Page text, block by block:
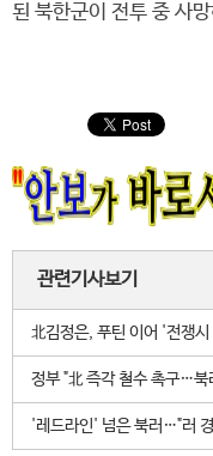
된 북한군이 전투 중 사
관련기사보기
北김정은, 푸틴 이어 '전쟁
정부 "北 즉각 철수 촉구…북
'레드라인' 넘은 북러…"러